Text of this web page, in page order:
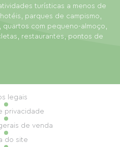
turísticas a menos de
parques de campismo,
quartos com pequeno-almoço,
restaurantes, pontos de
legais
privacidade
de venda
do site